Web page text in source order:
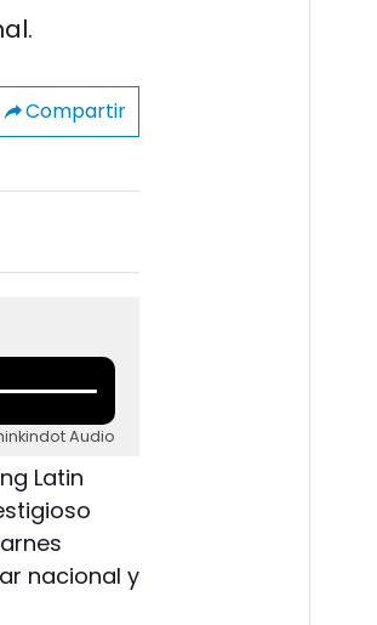
Compartir
Audio
Latin
nacional y